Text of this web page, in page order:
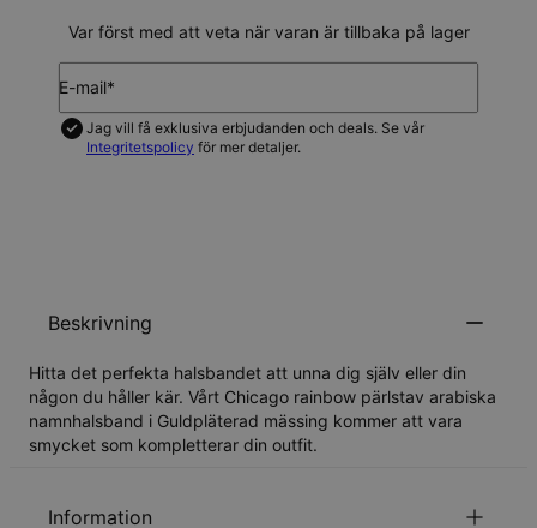
Var först med att veta när varan är tillbaka på lager
E-mail*
Jag vill få exklusiva erbjudanden och deals. Se vår
Integritetspolicy för mer detaljer.
Beskrivning
Hitta det perfekta halsbandet att unna dig själv eller din
någon du håller kär. Vårt Chicago rainbow pärlstav arabiska
namnhalsband i Guldpläterad mässing kommer att vara
smycket som kompletterar din outfit.
Information